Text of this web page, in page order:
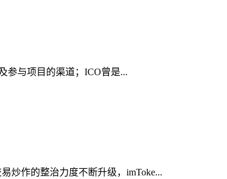
参与项目的渠道；ICO曾是...
炒作的整治力度不断升级，imToke...